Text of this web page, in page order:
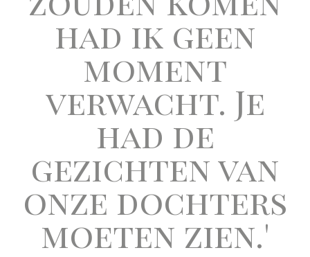
had ik geen
moment
verwacht. Je
had de
gezichten van
onze dochters
moeten zien.'